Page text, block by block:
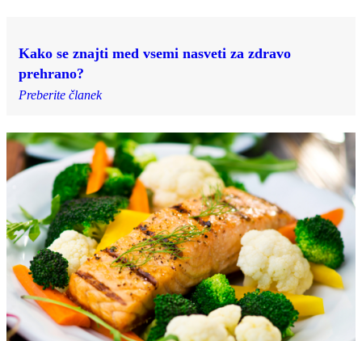
Kako se znajti med vsemi nasveti za zdravo
prehrano?
Preberite članek